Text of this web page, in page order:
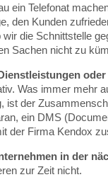
ein Telefonat
den Kunden
wir die Schnittstelle
Sachen nicht zu
Was immer mehr
ist der
ein DMS
der Firma Kendox
in der
zur Zeit nicht.